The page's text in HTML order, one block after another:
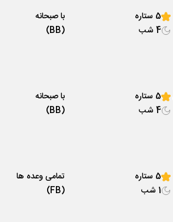
5 ستاره
4 شب
با صبحانه
(BB)
5 ستاره
4 شب
با صبحانه
(BB)
5 ستاره
1 شب
تمامی وعده ها
(FB)